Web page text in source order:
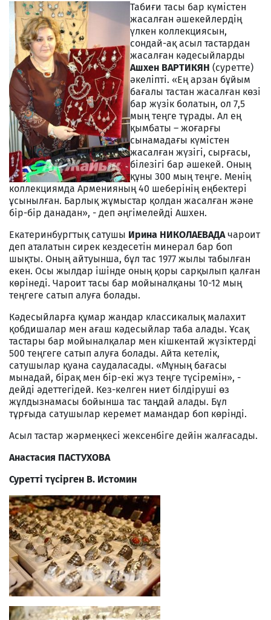
Табиғи тасы бар күмістен
жасалған әшекейлердің
үлкен коллекциясын,
сондай-ақ асыл тастардан
жасалған кәдесыйларды
Ашхен ВАРТИКЯН (суретте)
әкеліпті. «Ең арзан бұйым
бағалы тастан жасалған көзі
бар жүзік болатын, ол 7,5
мың теңге тұрады. Ал ең
қымбаты – жоғарғы
сынамадағы күмістен
жасалған жүзігі, сырғасы,
білезігі бар әшекей. Оның
құны 300 мың теңге. Менің
коллекциямда Арменияның 40 шеберінің еңбектері
ұсынылған. Барлық жұмыстар қолдан жасалған және
бір-бір данадан», - деп әңгімелейді Ашхен.
Екатеринбургтық сатушы Ирина НИКОЛАЕВАДАчароит
деп аталатын сирек кездесетін минерал бар боп
шықты. Оның айтуынша, бұл тас 1977 жылы табылған
екен. Осы жылдар ішінде оның қоры сарқылып қалған
көрінеді. Чароит тасы бар мойыналқаны 10-12 мың
теңгеге сатып алуға болады.
Кәдесыйларға құмар жандар классикалық малахит
қобдишалар мен ағаш кәдесыйлар таба алады. Ұсақ
тастары бар мойыналқалар мен кішкентай жүзіктерді
500 теңгеге сатып алуға болады. Айта кетелік,
сатушылар қуана саудаласады. «Мұның бағасы
мынадай, бірақ мен бір-екі жүз теңге түсіремін», -
дейді әдеттегідей. Кез-келген ниет білдіруші өз
жұлдызнамасы бойынша тас таңдай алады. Бұл
тұрғыда сатушылар керемет мамандар боп көрінді.
Асыл тастар жәрмеңкесі жексенбіге дейін жалғасады.
Анастасия ПАСТУХОВА
Суретті түсірген В. Истомин